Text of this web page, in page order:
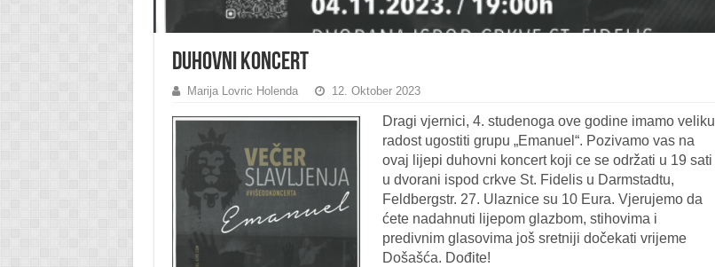
Duhovni koncert
Marija Lovric Holenda 12. Oktober 2023
Dragi vjernici, 4. studenoga ove godine imamo veliku
radost ugostiti grupu „Emanuel“. Pozivamo vas na
ovaj lijepi duhovni koncert koji ce se održati u 19 sati
u dvorani ispod crkve St. Fidelis u Darmstadtu,
Feldbergstr. 27. Ulaznice su 10 Eura. Vjerujemo da
ćete nadahnuti lijepom glazbom, stihovima i
predivnim glasovima još sretniji dočekati vrijeme
Došašća. Dođite!